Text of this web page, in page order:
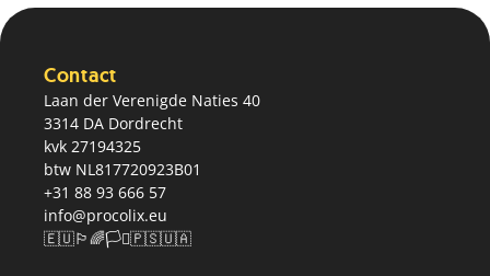
Contact
Laan der Verenigde Naties 40
3314 DA Dordrecht
kvk 27194325
btw NL817720923B01
+31 88 93 666 57
info@procolix.eu
🇪🇺🏳️‍🌈🏳️‍⚧️🇵🇸🇺🇦